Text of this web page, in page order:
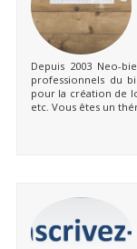
Depuis 2003 Neo-
professionnels du
pour la création de
etc. Vous êtes un